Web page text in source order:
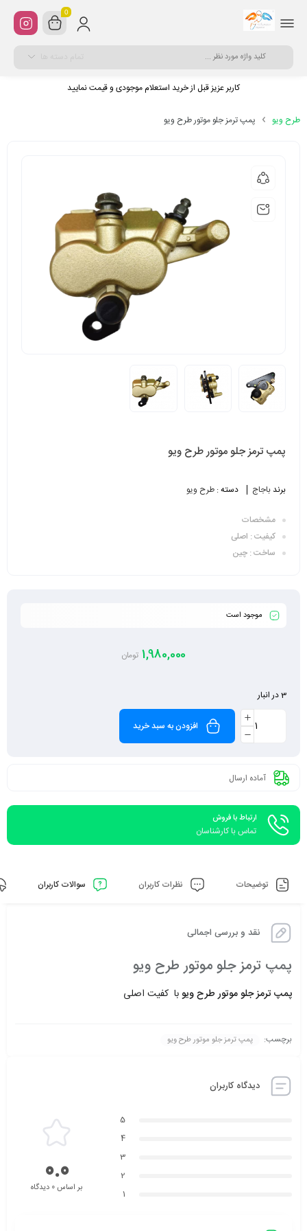
0
کاربر عزیز قبل از خرید استعلام موجودی و قیمت نمایید
طرح ویو پمپ ترمز جلو موتور طرح ویو
پمپ ترمز جلو موتور طرح ویو
برند باجاج دسته : طرح ویو
مشخصات
کیفیت : اصلی
ساخت : چین
موجود است
1,980,000 تومان
3 در انبار
افزودن به سبد خرید
آماده ارسال
ارتباط با فروش
تماس با کارشناسان
توضیحات نظرات کاربران سوالات کاربران
نقد و بررسی اجمالی
پمپ ترمز جلو موتور طرح ویو
پمپ ترمز جلو موتور طرح ویوبا کفیت اصلی
برچسب: پمپ ترمز جلو موتور طرح ویو
دیدگاه کاربران
5
4
3
2
1
0.0بر اساس 0 دیدگاه